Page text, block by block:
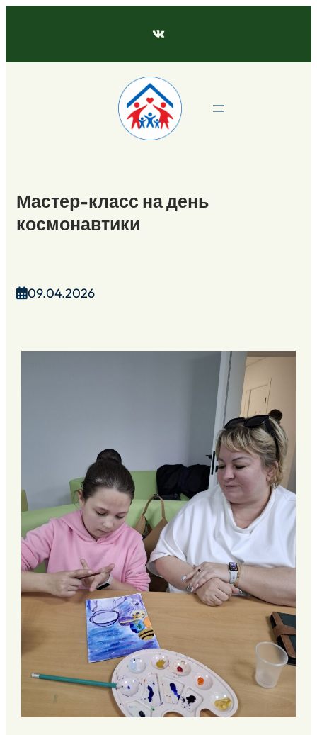
ВКонтакте
Мастер-класс на день
космонавтики
09.04.2026